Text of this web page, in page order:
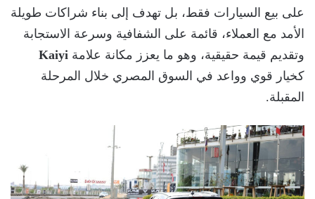
على بيع السيارات فقط، بل تهدف إلى بناء شراكات طويلة
الأمد مع العملاء، قائمة على الشفافية وسرعة الاستجابة
وتقديم قيمة حقيقية، وهو ما يعزز مكانة علامة Kaiyi
كخيار قوي وواعد في السوق المصري خلال المرحلة
المقبلة.